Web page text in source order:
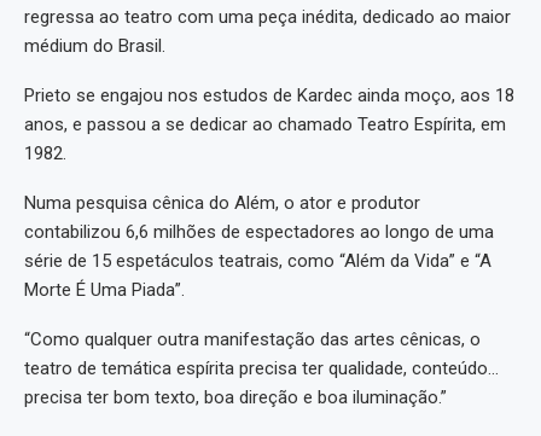
regressa ao teatro com uma peça inédita, dedicado ao maior
médium do Brasil.
Prieto se engajou nos estudos de Kardec ainda moço, aos 18
anos, e passou a se dedicar ao chamado Teatro Espírita, em
1982.
Numa pesquisa cênica do Além, o ator e produtor
contabilizou 6,6 milhões de espectadores ao longo de uma
série de 15 espetáculos teatrais, como “Além da Vida” e “A
Morte É Uma Piada”.
“Como qualquer outra manifestação das artes cênicas, o
teatro de temática espírita precisa ter qualidade, conteúdo…
precisa ter bom texto, boa direção e boa iluminação.”